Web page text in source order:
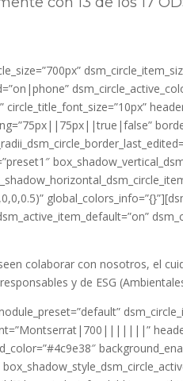
circle_title_font_size=”10px”
colaborar con nosotros, el
y de ESG
_module_preset=”default”